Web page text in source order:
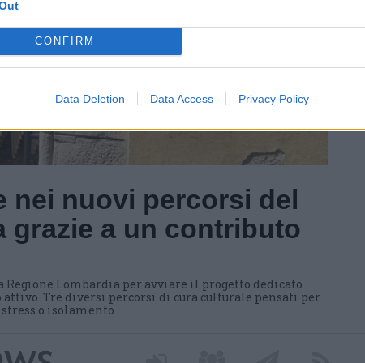
CONFIRM
Data Deletion Data Access Privacy Policy
nei nuovi percorsi del
grazie a un contributo
Regione Lombardia per avviare il progetto dedicato
Tre diversi percorsi di cura culturale pensati per
o isolamento